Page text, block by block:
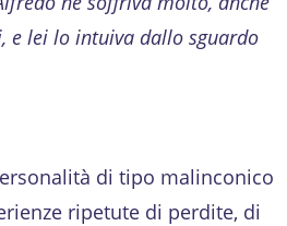
e lei lo intuiva dallo sguardo
di tipo malinconico
ripetute di perdite, di